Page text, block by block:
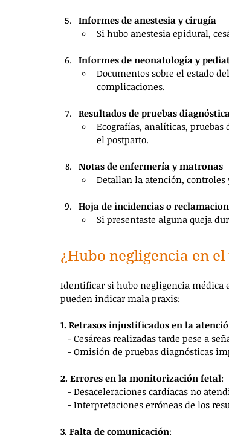
Informes de anestesia y cirugía
Si hubo anestesia epidural,
Informes de neonatología y
Documentos sobre el estado
complicaciones.
Resultados de pruebas
Ecografías, analíticas,
el postparto.
Notas de enfermería y matronas
Detallan la atención, controles
Hoja de incidencias o
Si presentaste alguna queja
¿Hubo negligencia en el
Identificar si hubo negligencia médica
pueden indicar mala praxis:
1. Retrasos injustificados en la
- Cesáreas realizadas tarde pese a
- Omisión de pruebas diagnósticas
2. Errores en la monitorización fetal:
- Desaceleraciones cardíacas no
- Interpretaciones erróneas de los
3. Falta de comunicación: